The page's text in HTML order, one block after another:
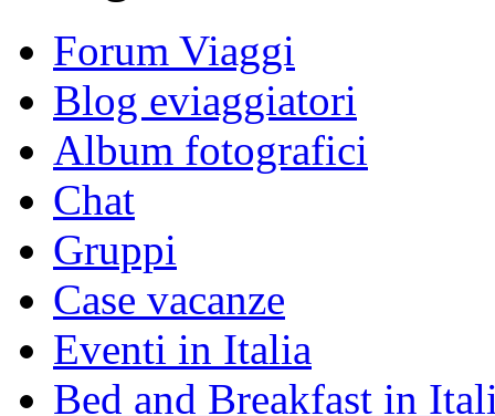
Forum Viaggi
Blog eviaggiatori
Album fotografici
Chat
Gruppi
Case vacanze
Eventi in Italia
Bed and Breakfast in